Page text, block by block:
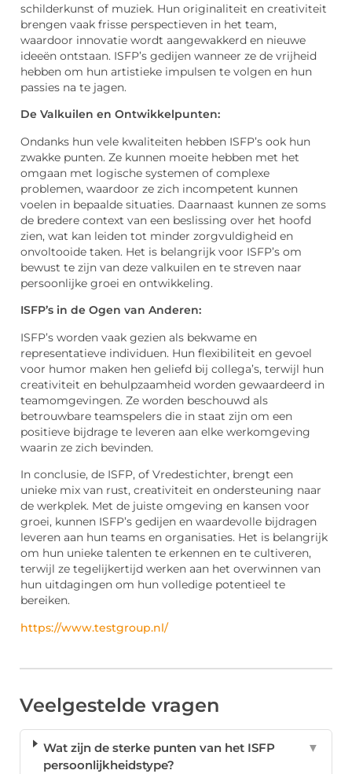
schilderkunst of muziek. Hun originaliteit en creativiteit
brengen vaak frisse perspectieven in het team,
waardoor innovatie wordt aangewakkerd en nieuwe
ideeën ontstaan. ISFP’s gedijen wanneer ze de vrijheid
hebben om hun artistieke impulsen te volgen en hun
passies na te jagen.
De Valkuilen en Ontwikkelpunten:
Ondanks hun vele kwaliteiten hebben ISFP’s ook hun
zwakke punten. Ze kunnen moeite hebben met het
omgaan met logische systemen of complexe
problemen, waardoor ze zich incompetent kunnen
voelen in bepaalde situaties. Daarnaast kunnen ze soms
de bredere context van een beslissing over het hoofd
zien, wat kan leiden tot minder zorgvuldigheid en
onvoltooide taken. Het is belangrijk voor ISFP’s om
bewust te zijn van deze valkuilen en te streven naar
persoonlijke groei en ontwikkeling.
ISFP’s in de Ogen van Anderen:
ISFP’s worden vaak gezien als bekwame en
representatieve individuen. Hun flexibiliteit en gevoel
voor humor maken hen geliefd bij collega’s, terwijl hun
creativiteit en behulpzaamheid worden gewaardeerd in
teamomgevingen. Ze worden beschouwd als
betrouwbare teamspelers die in staat zijn om een
positieve bijdrage te leveren aan elke werkomgeving
waarin ze zich bevinden.
In conclusie, de ISFP, of Vredestichter, brengt een
unieke mix van rust, creativiteit en ondersteuning naar
de werkplek. Met de juiste omgeving en kansen voor
groei, kunnen ISFP’s gedijen en waardevolle bijdragen
leveren aan hun teams en organisaties. Het is belangrijk
om hun unieke talenten te erkennen en te cultiveren,
terwijl ze tegelijkertijd werken aan het overwinnen van
hun uitdagingen om hun volledige potentieel te
bereiken.
https://www.testgroup.nl/
Veelgestelde vragen
Wat zijn de sterke punten van het ISFP
persoonlijkheidstype?
▼